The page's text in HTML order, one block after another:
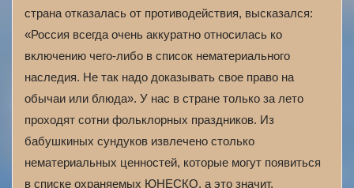
страна отказалась от противодействия, высказался:
«Россия всегда очень аккуратно относилась ко
включению чего-либо в список нематериального
наследия. Не так надо доказывать свое право на
обычаи или блюда». У нас в стране только за лето
проходят сотни фольклорных праздников. Из
бабушкиных сундуков извлечено столько
нематериальных ценностей, которые могут появиться
в списке охраняемых ЮНЕСКО, а это значит,